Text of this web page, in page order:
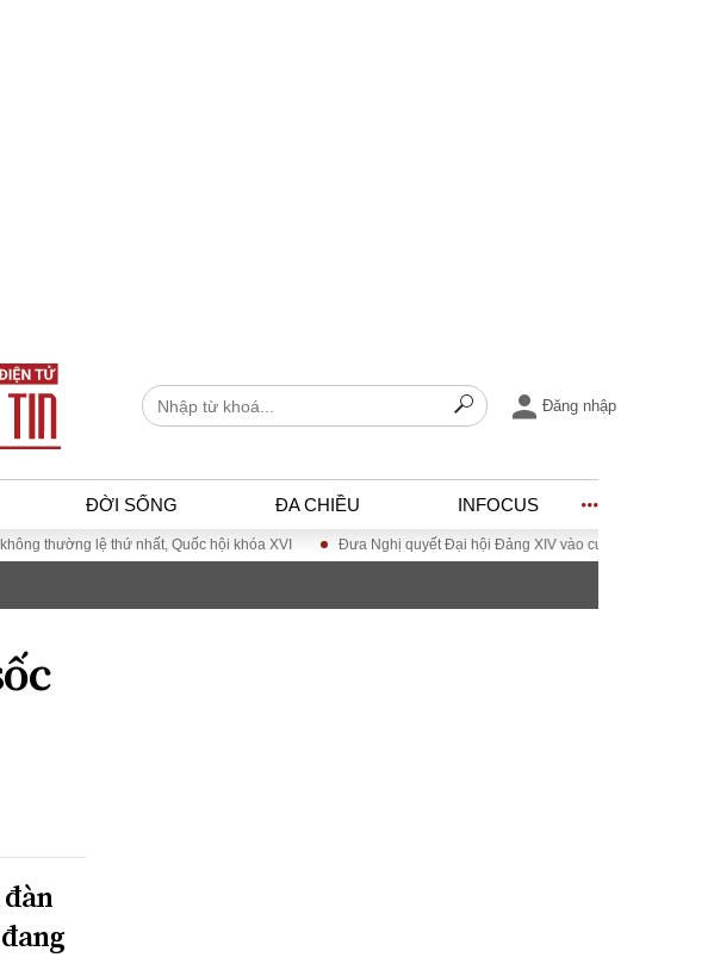
Đăng nhập
ĐỜI SỐNG ĐA CHIỀU INFOCUS
lệ thứ nhất, Quốc hội khóa XVI Đưa Nghị quyết Đại hội Đảng XIV vào cuộc sống